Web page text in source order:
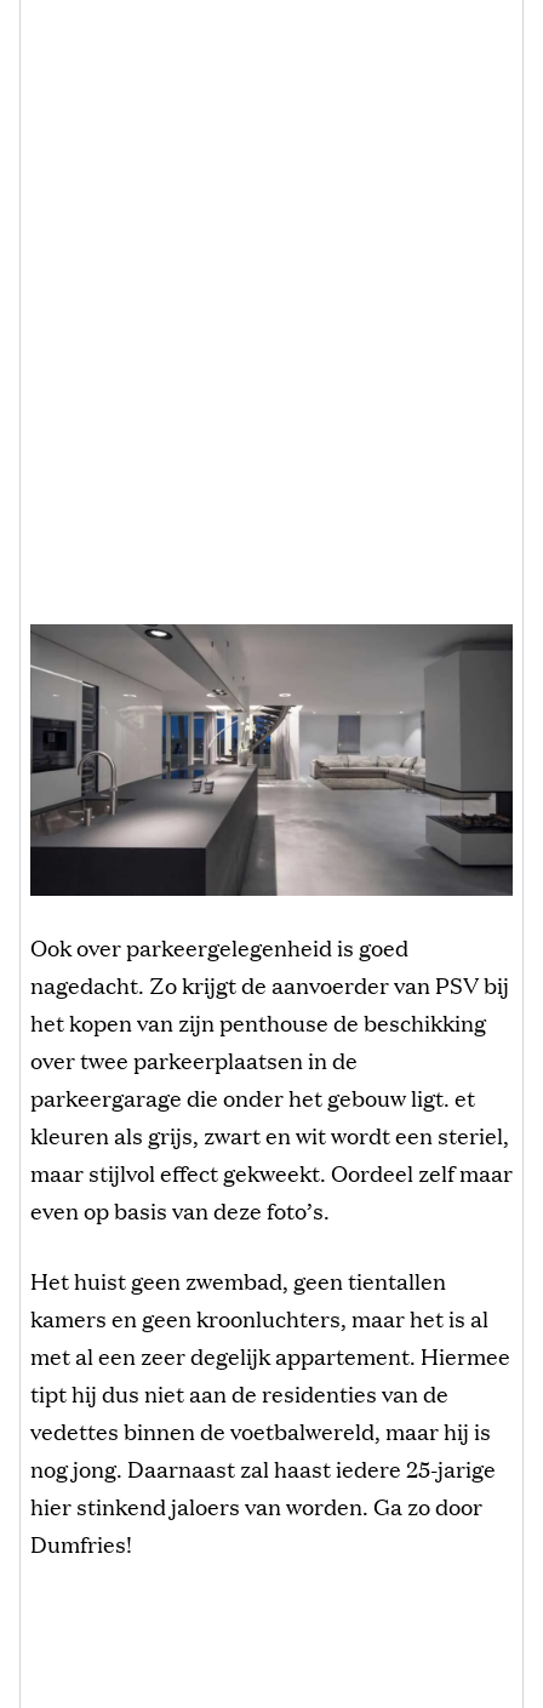
Ook over parkeergelegenheid is goed
nagedacht. Zo krijgt de aanvoerder van PSV bij
het kopen van zijn penthouse de beschikking
over twee parkeerplaatsen in de
parkeergarage die onder het gebouw ligt. et
kleuren als grijs, zwart en wit wordt een steriel,
maar stijlvol effect gekweekt. Oordeel zelf maar
even op basis van deze foto’s.
Het huist geen zwembad, geen tientallen
kamers en geen kroonluchters, maar het is al
met al een zeer degelijk appartement. Hiermee
tipt hij dus niet aan de residenties van de
vedettes binnen de voetbalwereld, maar hij is
nog jong. Daarnaast zal haast iedere 25-jarige
hier stinkend jaloers van worden. Ga zo door
Dumfries!